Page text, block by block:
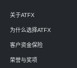
关于ATFX
为什么选择ATFX
客户资金保险
荣誉与奖项